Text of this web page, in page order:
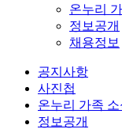
온누리
정보공개
채용정보
공지사항
사진첩
온누리 가족 소
정보공개